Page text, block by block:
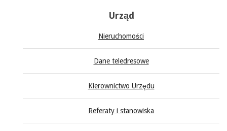
Urząd
Nieruchomości
Dane teledresowe
Kierownictwo Urzędu
Referaty i stanowiska